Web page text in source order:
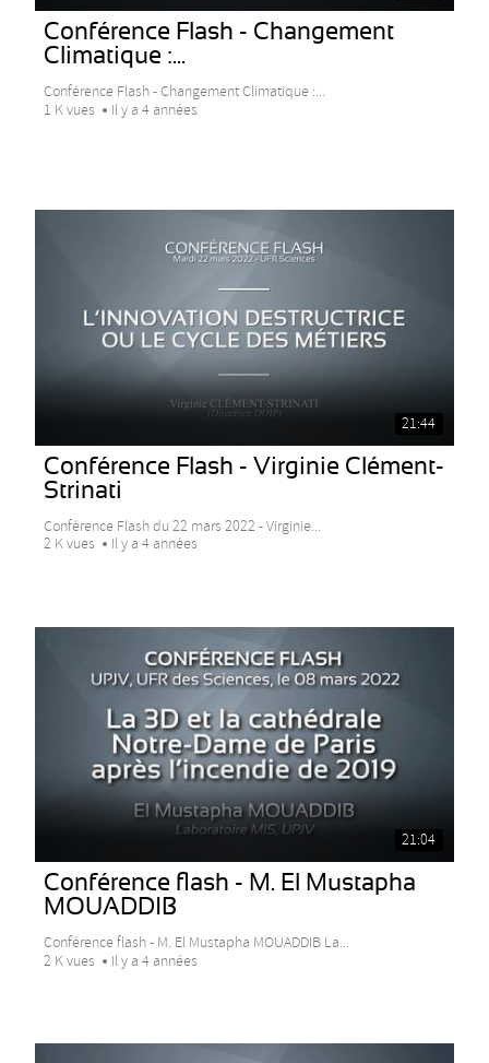
Conférence Flash - Changement
Climatique :...
Conférence Flash - Changement Climatique :...
1 K vues
Il y a 4 années
21:44
Conférence Flash - Virginie Clément-
Strinati
Conférence Flash du 22 mars 2022 - Virginie...
2 K vues
Il y a 4 années
21:04
Conférence flash - M. El Mustapha
MOUADDIB
Conférence flash - M. El Mustapha MOUADDIB La...
2 K vues
Il y a 4 années